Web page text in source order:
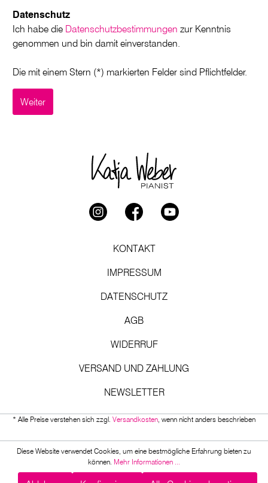
Datenschutz
Ich habe die Datenschutzbestimmungen zur Kenntnis
genommen und bin damit einverstanden.
Die mit einem Stern (*) markierten Felder sind Pflichtfelder.
Weiter
KONTAKT
IMPRESSUM
DATENSCHUTZ
AGB
WIDERRUF
VERSAND UND ZAHLUNG
NEWSLETTER
* Alle Preise verstehen sich zzgl. Versandkosten, wenn nicht anders beschrieben
Diese Website verwendet Cookies, um eine bestmögliche Erfahrung bieten zu
können. Mehr Informationen ...